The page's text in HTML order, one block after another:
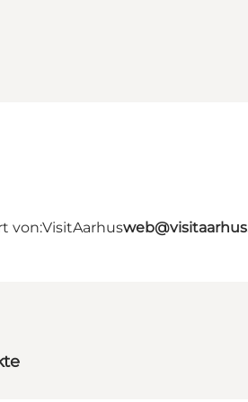
von:VisitAarhus